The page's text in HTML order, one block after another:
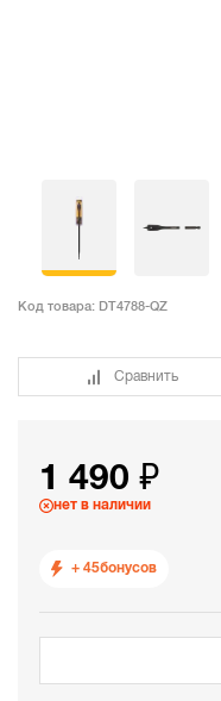
Код товара: DT4788-QZ
Сравнить
1 490 ₽
нет в наличии
+ 45бонусов